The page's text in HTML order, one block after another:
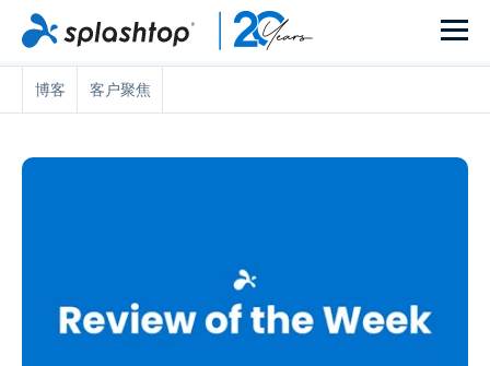
博客 客户聚焦